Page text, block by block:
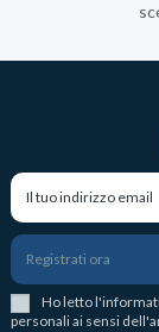
Registrati ora
Ho letto l'
personali ai sensi